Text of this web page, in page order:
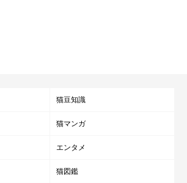
猫豆知識
猫マンガ
エンタメ
猫図鑑